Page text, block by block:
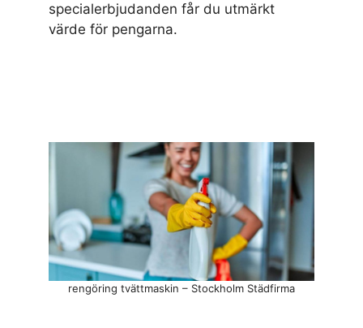
specialerbjudanden får du utmärkt
värde för pengarna.
rengöring tvättmaskin – Stockholm Städfirma